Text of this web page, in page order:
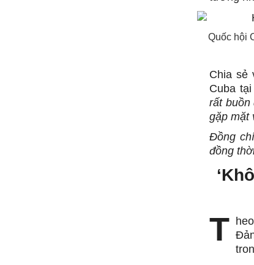
Quốc hội
Chia sẻ
Cuba
rất buồn
gặp mặt
Đồng
đồng
T